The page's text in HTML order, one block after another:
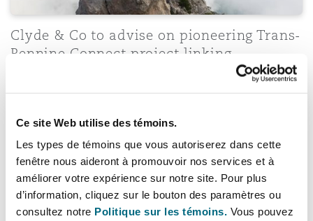
Ce site Web utilise des témoins.
Les types de témoins que vous autoriserez dans cette
fenêtre nous aideront à promouvoir nos services et à
améliorer votre expérience sur notre site. Pour plus
d’information, cliquez sur le bouton des paramètres ou
consultez notre Politique sur les témoins. Vous pouvez
Clyde & Co to advise on pioneering Trans-
Pennine Connect project linking
13 juillet 2026
Barakat, Maher & Partners, in association with Clyde &